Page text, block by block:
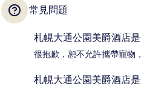
常見問題
札幌大通公園美爵酒店
很抱歉，恕不允許攜帶寵物
札幌大通公園美爵酒店